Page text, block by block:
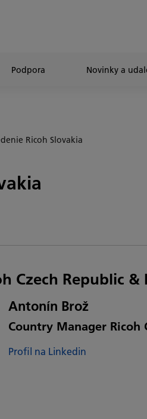
Podpora Novinky a
Ricoh Slovakia
Czech Republic &
Antonín Brož
Country Manager Ricoh
Profil na Linkedin